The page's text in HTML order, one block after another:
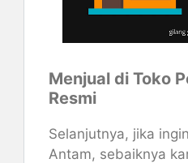
Menjual di Toko
Resmi
Selanjutnya, jika
Antam, sebaiknya